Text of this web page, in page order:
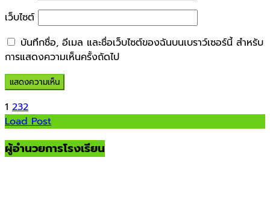
เว็บไซต์
บันทึกชื่อ, อีเมล และชื่อเว็บไซต์ของฉันบนเบราว์เซอร์นี้ สำหรับ
การแสดงความเห็นครั้งถัดไป
1 232
Load Post
ผู้อำนวยการโรงเรียน